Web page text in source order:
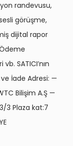
randevusu,
görüşme,
dijital rapor
SATICI’nın
ve İade Adresi: —
Bilişim A.Ş —
3 Plaza kat:7